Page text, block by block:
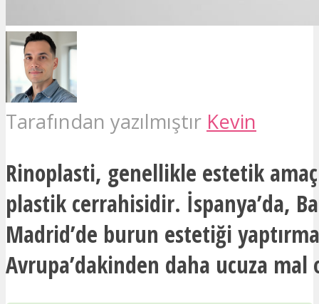
Tarafından yazılmıştır Kevin
Rinoplasti, genellikle estetik
plastik cerrahisidir. İspanya’da,
Madrid’de burun estetiği
Avrupa’dakinden daha ucuza mal